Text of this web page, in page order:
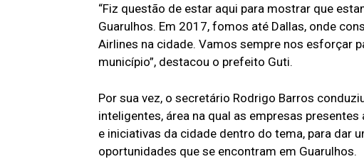
“Fiz questão de estar aqui para mostrar que
Guarulhos. Em 2017, fomos até Dallas, onde
Airlines na cidade. Vamos sempre nos esforçar
município”, destacou o prefeito Guti.
Por sua vez, o secretário Rodrigo Barros
inteligentes, área na qual as empresas
e iniciativas da cidade dentro do tema, para dar
oportunidades que se encontram em Guarulhos.